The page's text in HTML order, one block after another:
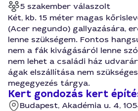
5 szakember válaszolt
Két, kb. 15 méter magas
(Acer negundo) gallyazására,
lenne szükségem. Fontos
nem a fák kivágásáról lenne
nem lehet a családi ház
ágak elszállítása nem
megegyezés tárgya.
Kert gondozás kert
Budapest, Akadémia u. 4,